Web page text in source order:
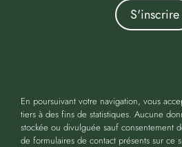
Copyright 2016-2024 Agrilor |
En poursuivant votre navigation, vous
tiers à des fins de statistiques. Aucune
stockée ou divulguée sauf consentement
de formulaires de contact présents sur ce